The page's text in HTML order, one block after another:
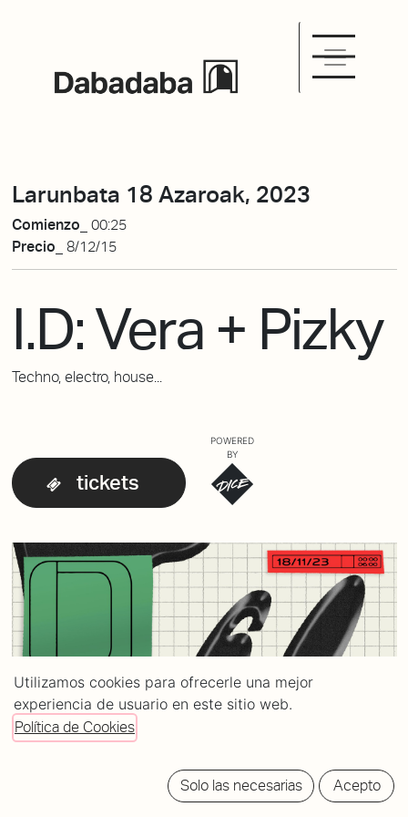
Larunbata 18 Azaroak, 2023
Comienzo_ 00:25
Precio_ 8/12/15
I.D: Vera + Pizky
Techno, electro, house...
tickets
POWERED
BY
Utilizamos cookies para ofrecerle una mejor
experiencia de usuario en este sitio web.
Política de Cookies
Solo las necesarias Acepto